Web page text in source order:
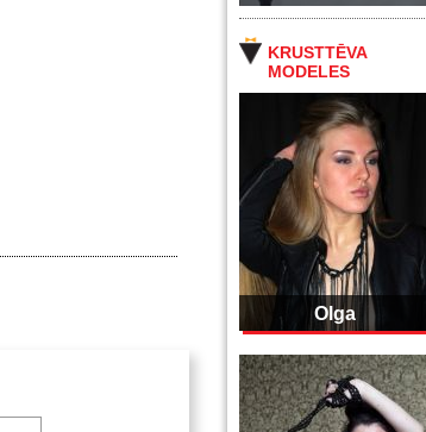
KRUSTTĒVA
MODELES
Olga